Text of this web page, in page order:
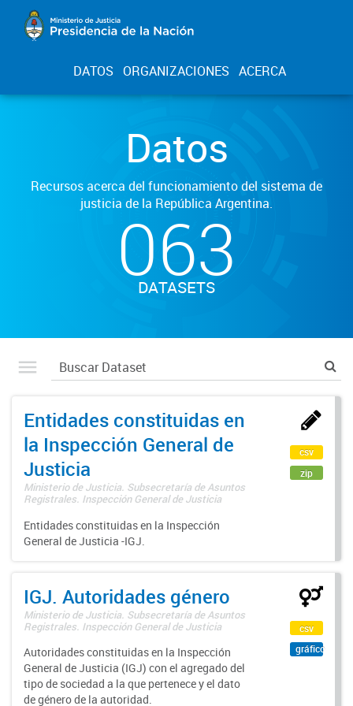
DATOS ORGANIZACIONES ACERCA
Datos
Recursos acerca del funcionamiento del sistema de
justicia de la República Argentina.
063
DATASETS
Entidades constituidas en
la Inspección General de
Justicia
Ministerio de Justicia. Subsecretaría de Asuntos
Registrales. Inspección General de Justicia
Entidades constituidas en la Inspección
General de Justicia -IGJ.
csv
zip
IGJ. Autoridades género
Ministerio de Justicia. Subsecretaría de Asuntos
Registrales. Inspección General de Justicia
Autoridades constituidas en la Inspección
General de Justicia (IGJ) con el agregado del
tipo de sociedad a la que pertenece y el dato
de género de la autoridad.
csv
gráfico